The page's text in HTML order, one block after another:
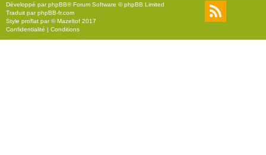
r
Développé parphpBB® Forum Software © phpBB Limited
Traduit parphpBB-fr.com
Style proflat par ©Mazeltof 2017
Confidentialité | Conditions